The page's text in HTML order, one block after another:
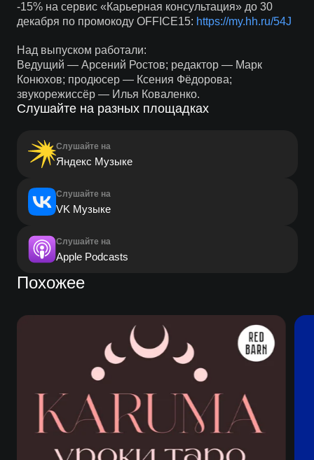
-15% на сервис «Карьерная консультация» до 30
декабря по промокоду OFFICE15: https://my.hh.ru/54J
Над выпуском работали:
Ведущий — Арсений Ростов; редактор — Марк
Конюхов; продюсер — Ксения Фёдорова;
звукорежиссёр — Илья Коваленко.
Слушайте на разных площадках
Слушайте на
Яндекс Музыке
Слушайте на
VK Музыке
Слушайте на
Apple Podcasts
Похожее